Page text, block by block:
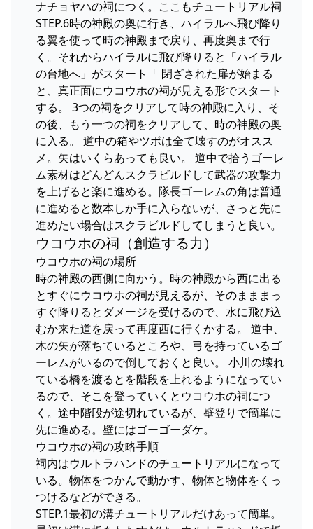
ナチョヤハの祠につく。ここもチュートリアル祠
STEP.6時の神殿の奥に行き、ハイラルへ飛び降り
る翼を使って時の神殿まで戻り、再度奥まで行
く。それからハイラルに飛び降りると「ハイラル
の台地へ」がスタート「 閉ざされた扉が始まる
と、真正面にウコウホの祠が見える形でスタート
する。 3つの祠をクリアして時の神殿に入り、そ
の後、もう一つの祠をクリアして、時の神殿の奥
に入る。 道中の箱やツボは全て壊すのがオスス
メ。矢はいくらあっても良い。 道中で拾うゴーレ
ム素材はどんどんスクラビルドして武器の攻撃力
を上げると楽に進める。隊長ゴーレムの角は普通
に進めると数本しか手に入らないが、さっと先に
進めたい場合はスクラビルドしてしまうと良い。
ウコウホの祠（創造する力）
ウコウホの祠の場所
時の神殿の西側に向かう。時の神殿から西に出る
とすぐにウコウホの祠が見えるが、そのまままっ
すぐ降りるとダメージを受けるので、水に飛び込
むか来た道を戻って再度西に行くかする。 道中、
木の矢が落ちているところや、弓を持っているゴ
ーレムがいるので倒しておくと良い。 小川の壊れ
ている橋を渡るとを階段を上れるようになってい
るので、そこを登っていくとウコウホの祠につ
く。途中階段が途切れているが、壁登りで簡単に
先に進める。壁にはゴーゴーダケ。
ウコウホの祠の攻略手順
祠内はウルトラハンドのチュートリアルになって
いる。物体をつかんで動かす、物体と物体をくっ
つけるなどができる。
STEP.1最初の溝チュートリアルだけあって簡単。